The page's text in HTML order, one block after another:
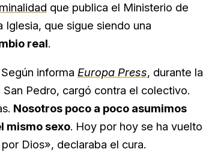
que publica el Ministerio de
Iglesia, que sigue siendo una
real.
informa Europa Press, durante la
Pedro, cargó contra el colectivo.
Nosotros poco a poco asumimos
mismo sexo. Hoy por hoy se ha vuelto
Dios», declaraba el cura.